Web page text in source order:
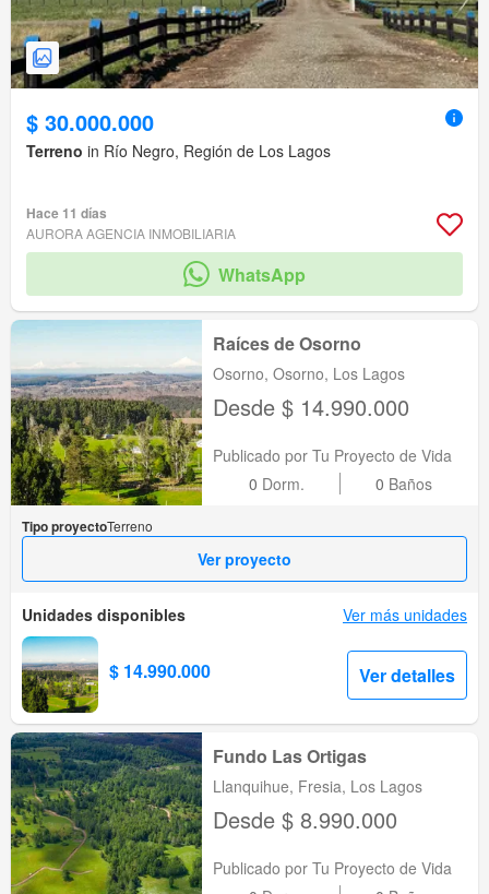
$ 30.000.000
Terreno in Río Negro, Región de Los Lagos
Hace 11 días
AURORA AGENCIA INMOBILIARIA
WhatsApp
Raíces de Osorno
Osorno, Osorno, Los Lagos
Desde $ 14.990.000
Publicado por Tu Proyecto de Vida
0 Dorm. 0 Baños
Tipo proyectoTerreno
Ver proyecto
Unidades disponibles Ver más unidades
$ 14.990.000 Ver detalles
Fundo Las Ortigas
Llanquihue, Fresia, Los Lagos
Desde $ 8.990.000
Publicado por Tu Proyecto de Vida